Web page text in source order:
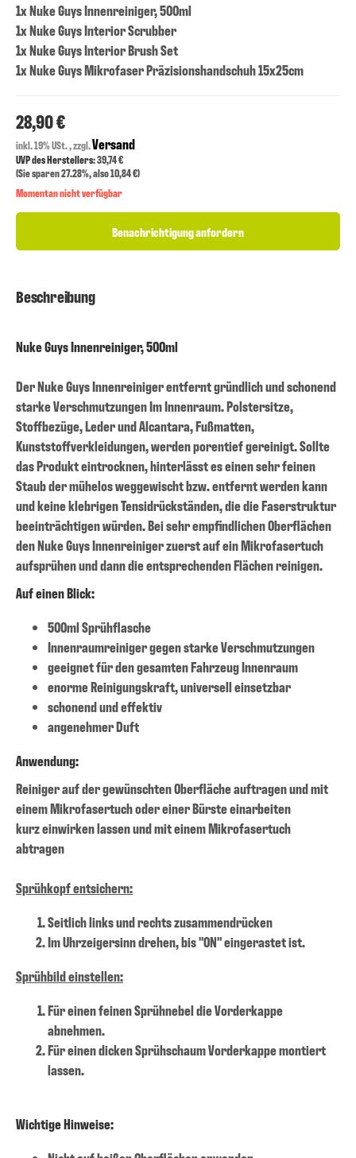
1x Nuke Guys Innenreiniger, 500ml
1x Nuke Guys Interior Scrubber
1x Nuke Guys Interior Brush Set
1x Nuke Guys Mikrofaser Präzisionshandschuh 15x25cm
28,90 €
inkl. 19% USt. , zzgl.Versand
UVP des Herstellers: 39,74 €
(Sie sparen27.28%, also10,84 €)
Momentan nicht verfügbar
Benachrichtigung anfordern
Beschreibung
Nuke Guys Innenreiniger, 500ml
Der Nuke Guys Innenreiniger entfernt gründlich und schonend
starke Verschmutzungen Im Innenraum. Polstersitze,
Stoffbezüge, Leder und Alcantara, Fußmatten,
Kunststoffverkleidungen, werden porentief gereinigt. Sollte
das Produkt eintrocknen, hinterlässt es einen sehr feinen
Staub der mühelos weggewischt bzw. entfernt werden kann
und keine klebrigen Tensidrückständen, die die Faserstruktur
beeinträchtigen würden. Bei sehr empfindlichen Oberflächen
den Nuke Guys Innenreiniger zuerst auf ein Mikrofasertuch
aufsprühen und dann die entsprechenden Flächen reinigen.
Auf einen Blick:
500ml Sprühflasche
Innenraumreiniger gegen starke Verschmutzungen
geeignet für den gesamten Fahrzeug Innenraum
enorme Reinigungskraft, universell einsetzbar
schonend und effektiv
angenehmer Duft
Anwendung:
Reiniger auf der gewünschten Oberfläche auftragen und mit
einem Mikrofasertuch oder einer Bürste einarbeiten
kurz einwirken lassen und mit einem Mikrofasertuch
abtragen
Sprühkopf entsichern:
Seitlich links und rechts zusammendrücken
Im Uhrzeigersinn drehen, bis "ON" eingerastet ist.
Sprühbild einstellen:
Für einen feinen Sprühnebel die Vorderkappe
abnehmen.
Für einen dicken Sprühschaum Vorderkappe montiert
lassen.
Wichtige Hinweise: